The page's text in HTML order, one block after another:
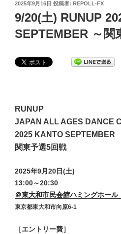
投
稿
日:
2025年9月16日 投稿者: REPOLL-FX
9/20(土) RUNUP
SEPTEMBER ～関
RUNUP
JAPAN ALL AGES DANCE
2025 KANTO SEPTEMBER
関東予選5回戦
2025年9月20日(土)
13:00～20:30
＠東大和市民会館ハミングホール
東京都東大和市向原6-1
［エントリー費］